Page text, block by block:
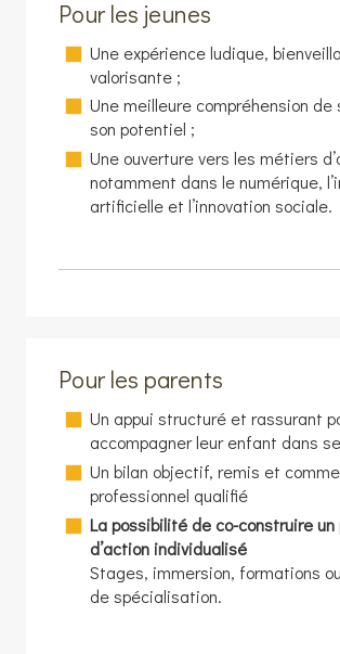
Pour les jeunes
Une expérience ludique,
valorisante ;
Une meilleure compréhension de
son potentiel ;
Une ouverture vers les métiers
notamment dans le numérique,
artificielle et l’innovation sociale.
Pour les parents
Un appui structuré et rassurant
accompagner leur enfant dans
Un bilan objectif, remis et
professionnel qualifié
La possibilité de co-construire un
d’action individualisé
Stages, immersion, formations
de spécialisation.